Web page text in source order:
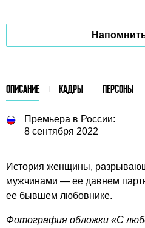
ОПИСАНИЕ КАДРЫ ПЕРСОНЫ
Премьера в России:
8 сентября 2022
История женщины,
мужчинами — ее давнем
ее бывшем любовнике.
Фотография обложки «С